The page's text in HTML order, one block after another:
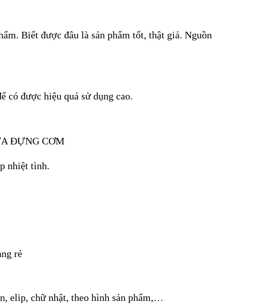
Biết được đâu là sản phẩm tốt, thật giả. Nguồn
có được hiệu quả sử dụng cao.
nhiệt tình.
rẻ
elip, chữ nhật, theo hình sản phẩm,…